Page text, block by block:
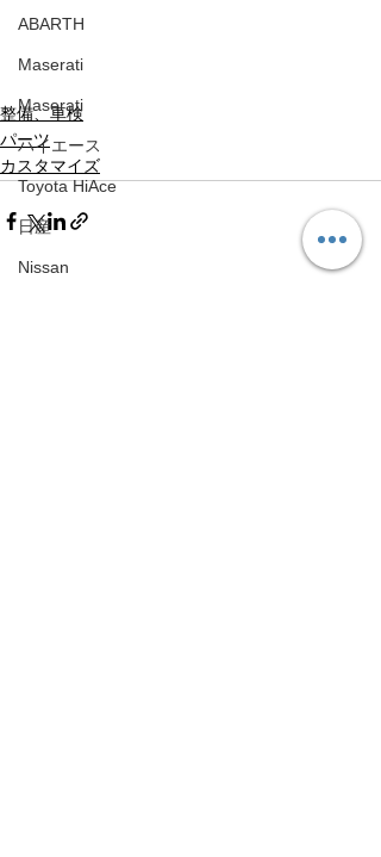
ABARTH
Maserati
Maserati
ハイエース
Toyota HiAce
日産
Nissan
整備、車検
パーツ
カスタマイズ